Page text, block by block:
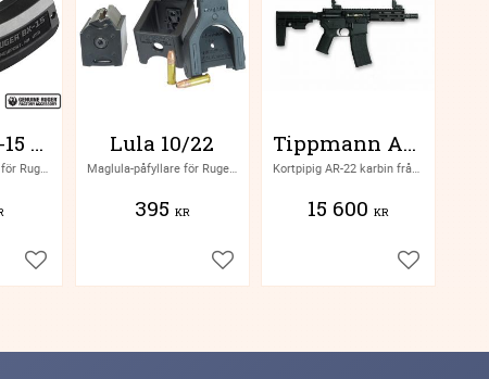
Ruger BX-15 magasin
15-skottsmagasin för Ruger 10/22
Lägg till i favoriter
Lula 10/22
Maglula-påfyllare för Ruger 10/22 BX-magasin m.fl
395 KR
Lägg till i favoriter
Tippmann Arms M4-22 Micro Elite Pistol
Kortpipig AR-22 karbin från Tippmann arms
15 600 KR
Lägg till i